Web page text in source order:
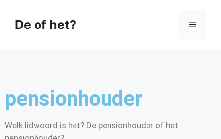
De of het?
pensionhouder
Welk lidwoord is het? De pensionhouder of het